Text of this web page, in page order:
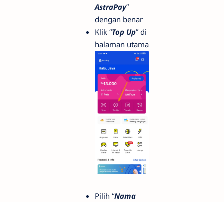
AstraPay”
dengan benar
Klik “Top Up” di
halaman utama
Pilih “Nama